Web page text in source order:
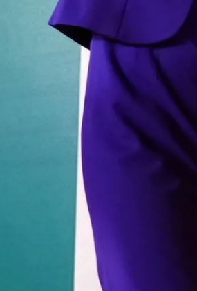
RECIENTE
a Trump:
que me
Sheinbaum